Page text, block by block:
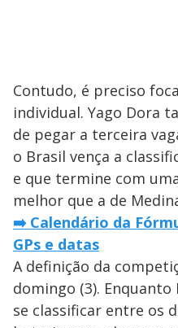
Contudo, é preciso
individual. Yago Dora
de pegar a terceira
o Brasil vença a
e que termine com
melhor que a de
➡️ Calendário da
GPs e datas
A definição da
domingo (3).
se classificar entre os